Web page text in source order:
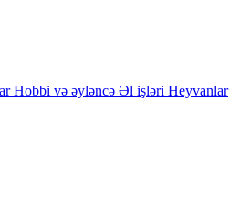
Hobbi və əyləncə Əl işləri Heyvanlar